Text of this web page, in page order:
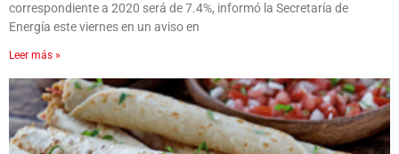
correspondiente a 2020 será de 7.4%, informó la Secretaría de
Energía este viernes en un aviso en
Leer más »